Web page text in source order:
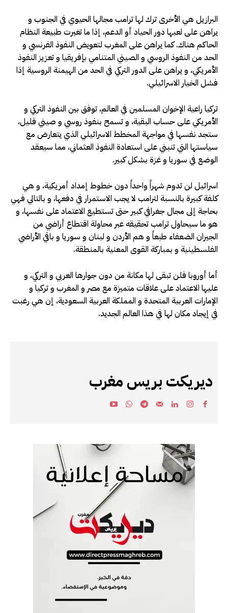
البرازيل هي الأخرى ترك لها ترامب مجالها الحيوي في الجنوب و
يراهن على لعبها دور الحياد أو الدعم، إذا ما تغيرت طبيعة النظام
الحاكم هناك. كما يراهن على المغرب لتعويض النفوذ الفرنسي و
الحد من النفوذ الروسي و الصيني المتنامي بإفريقيا و تعزيز النفوذ
الأمريكي، و يراهن على الدور التركي في الحد من الهيمنة الروسية إذا
فشل الخيار الاسرائيلي.
تركيا راعية الإخوان المسلمين في العالم، توفق بين النفوذ التركي و
الأمريكي على حساب البقية، و تسمح بنفوذ روسي و صيني قليل،
ستجد نفسها في مواجهة المخطط الاسرائيلي الذي يتعارض مع
سياستها التي تنبني على استعادة النفوذ العثماني، مما سيعقد
الوضع في سوريا و غزة بشكل كبير.
اسرائيل لن تدوم شهراً واحداً دون خطوط إمداد أمريكية، و هي
كلفة كبيرة بالنسبة لترامب لا يجب الاستمرار في دفعها، و بالتالي فهي
بحاجة إلى مجال جغرافي كبير حتى تستطيع الاعتماد على نفسها، و
هو ما سيحاول ترامب تحقيقه عبر محاولة اقتطاع أراضي من
الجيران الضعفاء طبعاً و هم الأردن و لبنان و سوريا و باقي الأراضي
الفلسطينية و بمباركة القوى المعنية بالمنطقة.
أما أوروبا فلن تبقى لها مكانة من دون جوارها العربي و التركي، و
عليها الاعتماد على علاقات متميزة مع مصر و المغرب و تركيا و
الإمارات العربية المتحدة و المملكة العربية السعودية، إن هي رغبت
في إيجاد مكان لها في هذا العالم الجديد.
ديريكت بريس مغرب